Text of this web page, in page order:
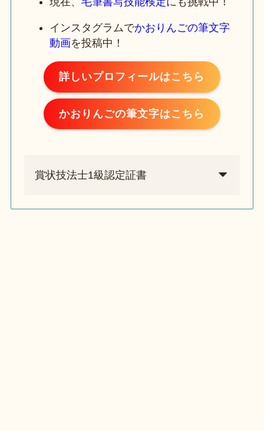
インスタグラムでかおりんごの筆文字
動画を投稿中！
詳しいプロフィールはこちら
かおりんごの筆文字はこちら
賞状技法士1級認定証書